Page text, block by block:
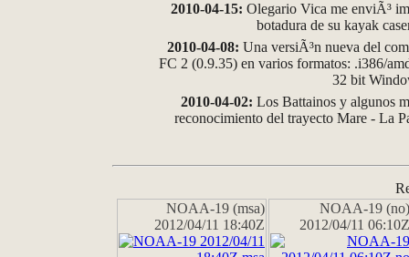
2010-04-15: Olegario Vica me enviÃ³
botadura de su kayak
2010-04-08: Una versiÃ³n nueva del
FC 2 (0.9.35) en varios formatos: .i386/
32 bit
2010-04-02: Los Battainos y algunos
reconocimiento del trayecto Mare - La
NOAA-19 (msa)
2012/04/11 18:40Z
NOAA-19 (no)
2012/04/11 06:10Z